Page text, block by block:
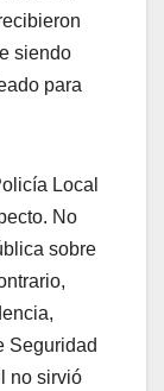
siendo
para
Local
No
sobre
Seguridad
no sirvió